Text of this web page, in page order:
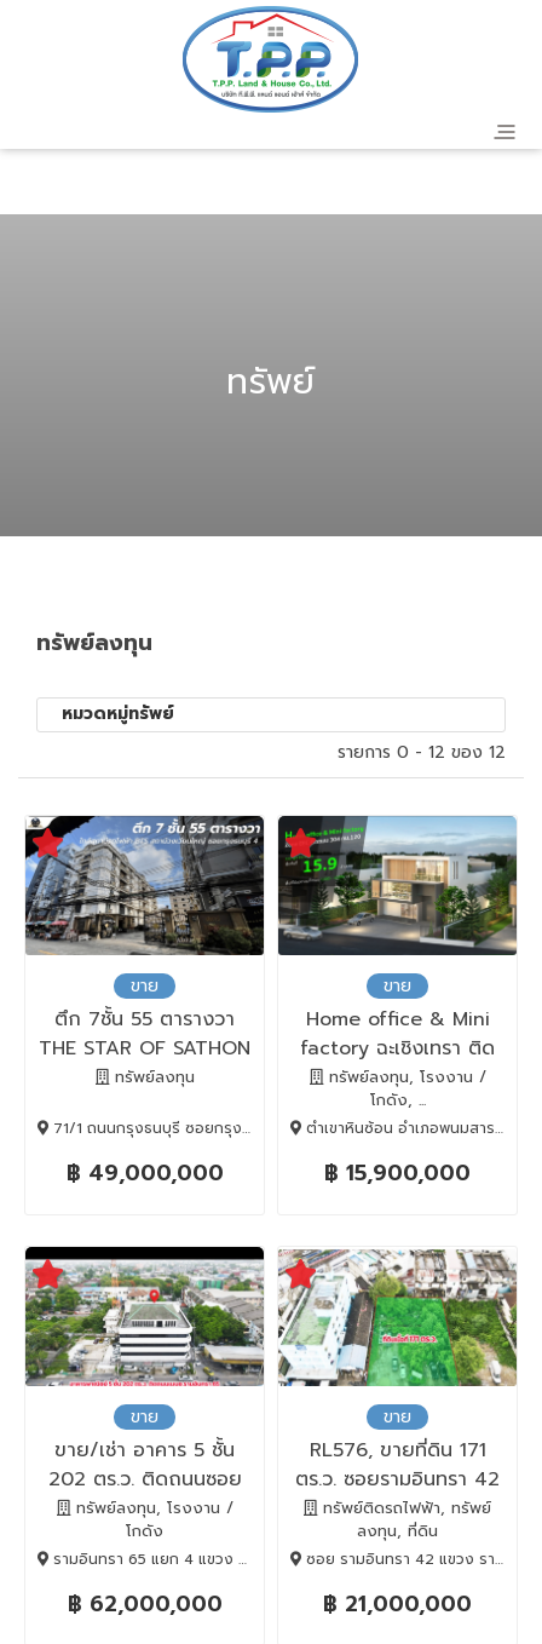
ทรัพย์
ทรัพย์ลงทุน
หมวดหมู่ทรัพย์
รายการ 0 - 12 ของ 12
ขาย
ตึก 7ชั้น 55 ตารางวา
THE STAR OF SATHON
(สตาร์ ออฟ สาทร)
ทรัพย์ลงทุน
71/1 ถนนกรุงธนบุรี ซอยกรุงธนบุรี 4 แขวงบางลำภูล่าง, คลองสาน, BANGKOK , 10600
฿ 49,000,000
ขาย
Home office & Mini
factory ฉะเชิงเทรา ติด
ถนน 304
ทรัพย์ลงทุน, โรงงาน /
โกดัง, ...
ตำเขาหินซ้อน อำเภอพนมสารคาม, พนมสารคาม, Chachoengsao, 24120
฿ 15,900,000
ขาย
ขาย/เช่า อาคาร 5 ชั้น
202 ตร.ว. ติดถนนซอย
รามอินทรา 65
ทรัพย์ลงทุน, โรงงาน /
โกดัง
รามอินทรา 65 แยก 4 แขวง ท่าแร้ง, บางเขน, BANGKOK , 10220
฿ 62,000,000
ขาย
RL576, ขายที่ดิน 171
ตร.ว. ซอยรามอินทรา 42
ทรัพย์ติดรถไฟฟ้า, ทรัพย์
ลงทุน, ที่ดิน
ซอย รามอินทรา 42 แขวง รามอินทรา, คันนายาว, BANGKOK , 10230
฿ 21,000,000